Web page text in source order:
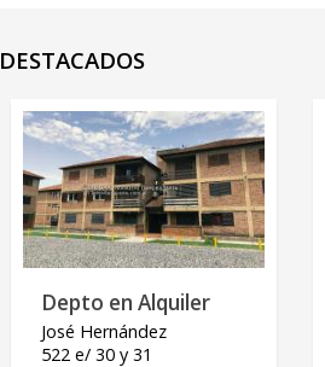
DESTACADOS
Depto en Alquiler
José Hernández
522 e/ 30 y 31